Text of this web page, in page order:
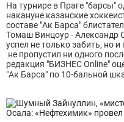
На турнире в Праге "барсы"
накануне казанские
составе "Ак Барса"
Томаш Винцоур - Александр
успел не только забить, но
не пропустил ни одного
редакция "БИЗНЕС Online"
"Ак Барса" по 10-бальной